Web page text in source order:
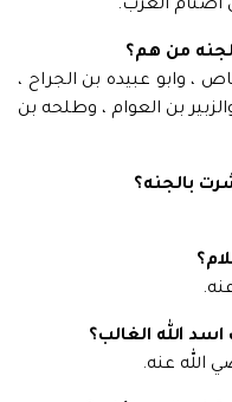
العرب.
من هم؟
، وابو عبيده بن الجراح ،
بن العوام ، وطلحه بن
بالجنه؟
الله الغالب؟
الله عنه.